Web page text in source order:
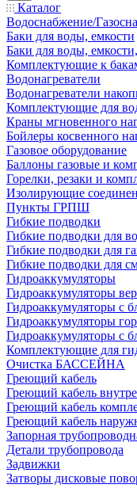
Каталог
Водоснабжение/
Баки для воды, емкости
Баки для воды,
Комплектующие к
Водонагреватели
Водонагреватели
Комплектующие для
Краны мгновенного
Бойлеры косвенного
Газовое оборудование
Баллоны газовые и
Горелки, резаки и
Изолирующие
Пункты ГРПШ
Гибкие подводки
Гибкие подводки для
Гибкие подводки для
Гибкие подводки для
Гидроаккумуляторы
Гидроаккумуляторы
Гидроаккумуляторы с
Гидроаккумуляторы
Гидроаккумуляторы
Комплектующие для
Очистка БАССЕЙНА
Греющий кабель
Греющий кабель
Греющий кабель
Греющий кабель
Запорная
Детали трубопровода
Задвижки
Затворы дисковые